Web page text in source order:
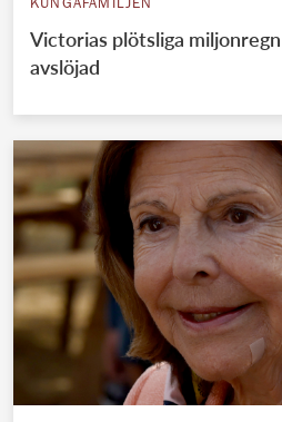
KUNGAFAMILJEN
Victorias plötsliga
avslöjad